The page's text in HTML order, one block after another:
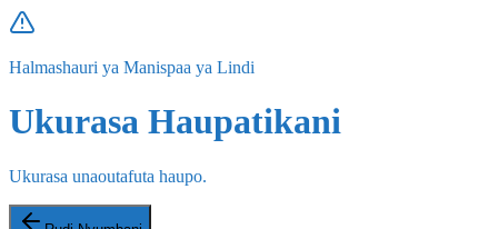
Halmashauri ya Manispaa ya Lindi
Ukurasa Haupatikani
Ukurasa unaoutafuta haupo.